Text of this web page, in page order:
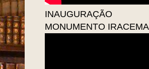
INAUGURAÇÃO
MONUMENTO IRACEMA